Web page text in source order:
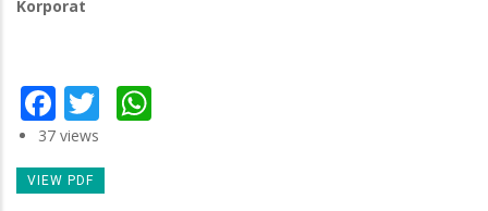
Korporat
Facebook
Twitter
37 views
VIEW PDF